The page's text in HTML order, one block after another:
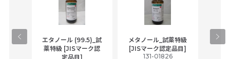
エタノール (99.5)_試
薬特級 [JISマーク認
定品目]
メタノール_試薬特級
[JISマーク認定品目]
131-01826
ア